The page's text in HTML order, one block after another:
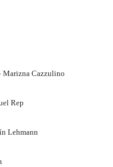
Marizna Cazzulino
Rep
Lehmann